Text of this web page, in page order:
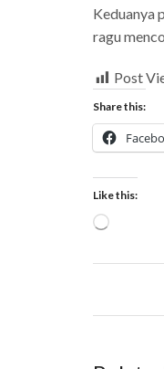
Keduanya
ragu
Post
Share this:
Like this: